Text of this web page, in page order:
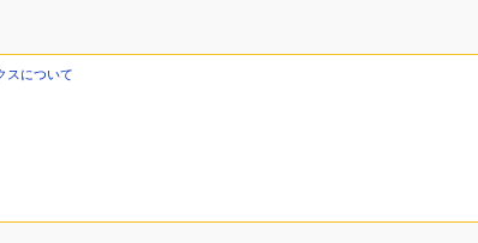
スについて